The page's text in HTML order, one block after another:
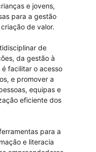
e jovens,
para a gestão
de valor.
de
da gestão à
facilitar o acesso
e promover a
equipas e
eficiente dos
para a
e literacia